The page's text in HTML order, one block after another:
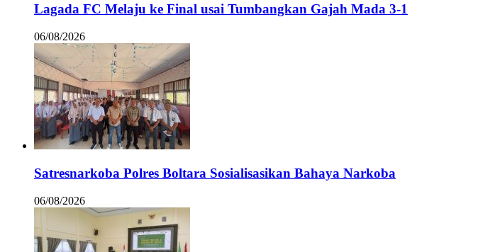
Lagada FC Melaju ke Final usai Tumbangkan Gajah Mada 3-1
06/08/2026
Satresnarkoba Polres Boltara Sosialisasikan Bahaya Narkoba
06/08/2026